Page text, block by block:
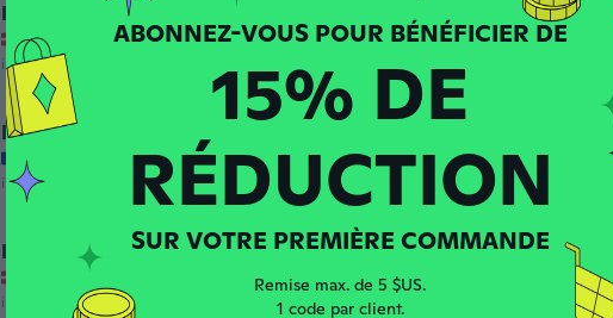
Raimondas
Inscrit depuis 2017 · 89
avis
il y a 7 ans
Ioana
Inscrit depuis 2017 · 17 avis · 1 chargements
il y a 7 ans
Lissy
Inscrit depuis 2016
chargements
il y a 7 ans
15% DE
RÉDUCTION
SUR VOTRE PREMIÈRE COMMANDE
Remise max. de 5 $US.
1 code par client.